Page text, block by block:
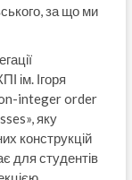
за що ми
ім. Ігоря
integer order
яку
конструкцій
для студентів